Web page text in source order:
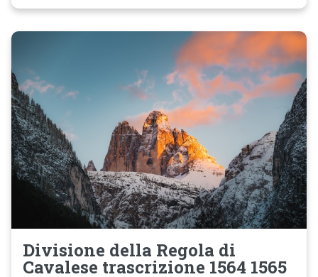
Divisione della Regola di
Cavalese trascrizione 1564 1565